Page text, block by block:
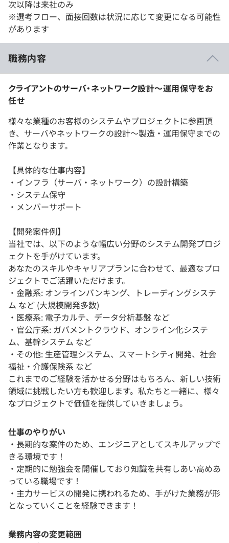
次以降は来社のみ
※選考フロー、面接回数は状況に応じて変更になる可能性
があります
職務内容
クライアントのサーバ・ネットワーク設計〜運用保守をお
任せ
様々な業種のお客様のシステムやプロジェクトに参画頂
き、サーバやネットワークの設計～製造・運用保守までの
作業となります。
【具体的な仕事内容】
・インフラ（サーバ・ネットワーク）の設計構築
・システム保守
・メンバーサポート
【開発案件例】
当社では、以下のような幅広い分野のシステム開発プロジ
ェクトを手がけています。
あなたのスキルやキャリアプランに合わせて、最適なプロ
ジェクトでご活躍いただけます。
・金融系: オンラインバンキング、トレーディングシステ
ム など (大規模開発多数)
・医療系: 電子カルテ、データ分析基盤 など
・官公庁系: ガバメントクラウド、オンライン化システ
ム、基幹システム など
・その他: 生産管理システム、スマートシティ開発、社会
福祉・介護保険系 など
これまでのご経験を活かせる分野はもちろん、新しい技術
領域に挑戦したい方も歓迎します。私たちと一緒に、様々
なプロジェクトで価値を提供していきましょう。
仕事のやりがい
・長期的な案件のため、エンジニアとしてスキルアップで
きる環境です！
・定期的に勉強会を開催しており知識を共有しあい高めあ
っている職場です！
・主力サービスの開発に携われるため、手がけた業務が形
となっていくことを経験できます！
業務内容の変更範囲